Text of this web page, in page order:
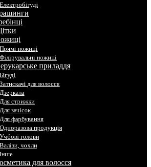
ножиці
ножиці
приладдя
для волосся
стрижки
зачісок
фарбування
продукція
голови
чохли
для волосся